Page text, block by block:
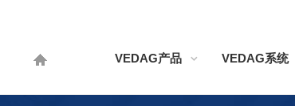
VEDAG产品 VEDAG系统